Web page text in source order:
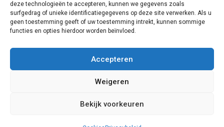
deze technologieën te accepteren, kunnen we gegevens zoals
surfgedrag of unieke identificatiegegevens op deze site verwerken. Als u
geen toestemming geeft of uw toestemming intrekt, kunnen sommige
functies en opties hierdoor worden beïnvloed.
Accepteren
Weigeren
Bekijk voorkeuren
© 2026, Collall
Login Algemene verkoopvoorwaarden